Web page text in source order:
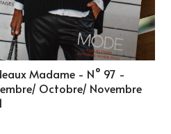
Madame - N° 97 -
Octobre/ Novembre